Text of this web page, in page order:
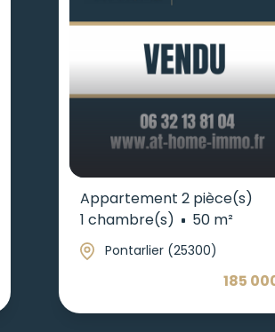
Appartement 2 pièce(s)
1 chambre(s)
50 m²
Pontarlier (25300)
185